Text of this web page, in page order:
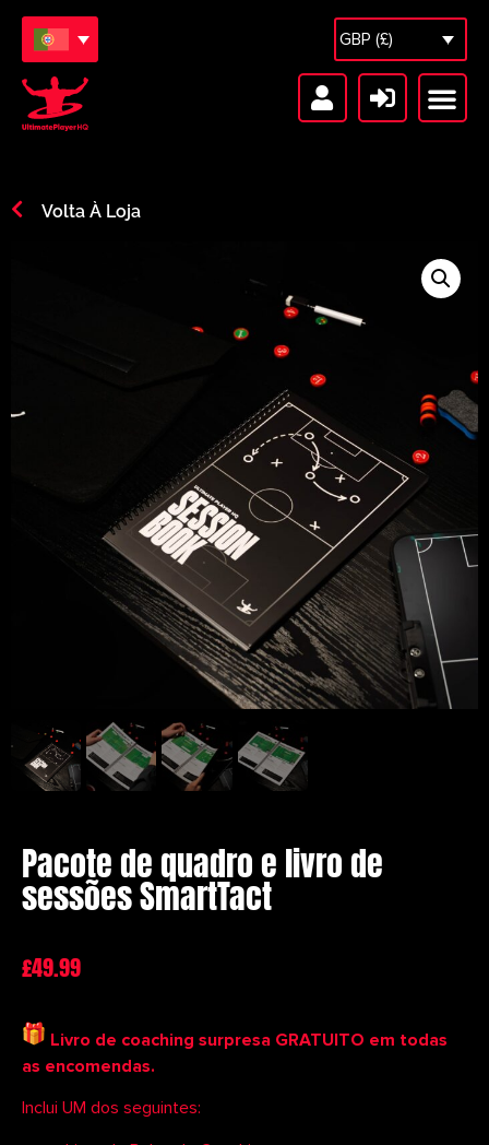
GBP (£)
Volta À Loja
Pacote de quadro e livro de
sessões SmartTact
£49.99
Livro de coaching surpresa GRATUITO em todas
as encomendas.
Inclui UM dos seguintes: